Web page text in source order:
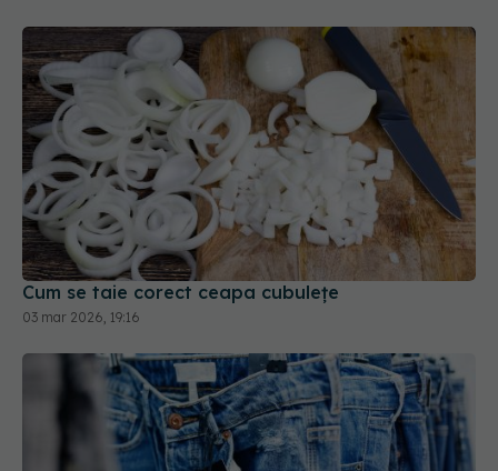
Cum se taie corect ceapa cubulețe
03 mar 2026, 19:16